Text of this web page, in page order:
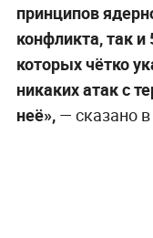
принципов
конфликта, так
которых чётко
никаких атак с
неё»,— сказано в